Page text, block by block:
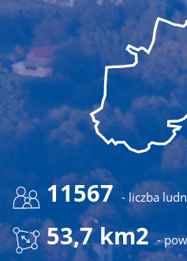
11567 - liczba
53,7 km2 -